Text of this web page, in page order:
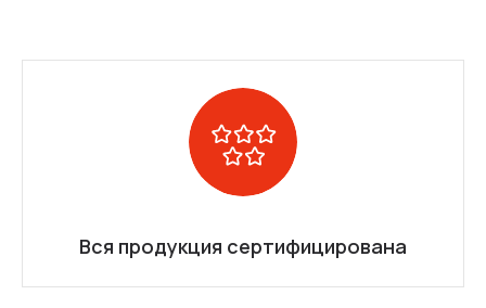
Вся продукция сертифицирована